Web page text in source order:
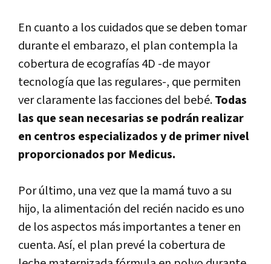
En cuanto a los cuidados que se deben tomar
durante el embarazo, el plan contempla la
cobertura de ecografías 4D -de mayor
tecnología que las regulares-, que permiten
ver claramente las facciones del bebé.Todas
las que sean necesarias se podrán realizar
en centros especializados y de primer nivel
proporcionados por Medicus.
Por último, una vez que la mamá tuvo a su
hijo, la alimentación del recién nacido es uno
de los aspectos más importantes a tener en
cuenta. Así, el plan prevé la cobertura de